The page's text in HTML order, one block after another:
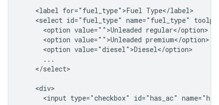
    <label for="fuel_type">Fuel Type</label>
<select id="fuel_type" name="fuel_type"
      <option value="">Unleaded regular</option>
      <option value="">Unleaded premium</option>
      <option value="diesel">Diesel</option>
      ...
    </select>
    <div>
<input type="checkbox" id="has_ac"